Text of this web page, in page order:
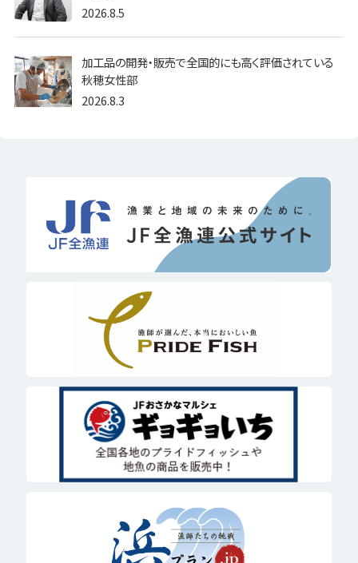
2026.8.5
加工品の開発・販売で全国的にも高く評価されている
秋穂女性部
2026.8.3